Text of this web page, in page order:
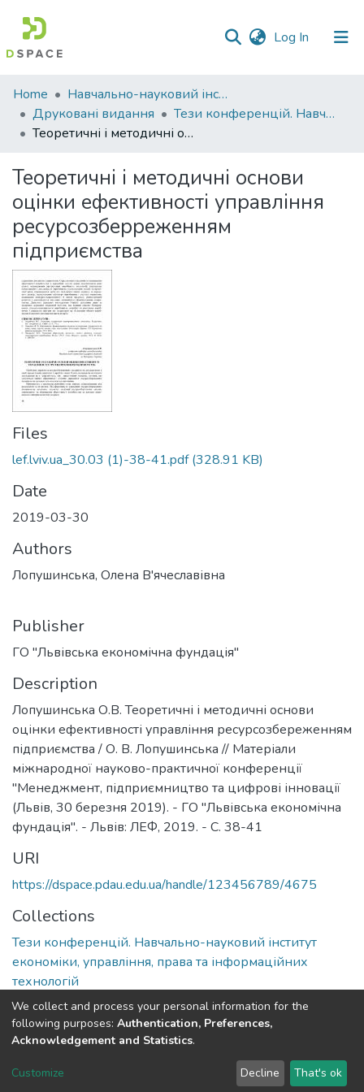
Log In (current)
Communities
&
Collections
Statistics
Home
Навчально-науковий інститут економіки, управління, права та інформаційних технологій
Друковані видання
Тези конференцій. Навчально-науковий інститут економіки, управління, права та інформаційних технологій
Теоретичні і методичні основи оцінки ефективності управління ресурсозберреженням підприємства
Теоретичні і методичні основи
оцінки ефективності управління
ресурсозберреженням
підприємства
Files
lef.lviv.ua_30.03 (1)-38-41.pdf(328.91 KB)
Date
2019-03-30
Authors
Лопушинська, Олена В'ячеславівна
Publisher
ГО "Львівська економічна фундація"
Description
Лопушинська О.В. Теоретичні і методичні основи
оцінки ефективності управління ресурсозбереженням
підприємства / О. В. Лопушинська // Матеріали
міжнародної науково-практичної конференції
"Менеджмент, підприємництво та цифрові інновації
(Львів, 30 березня 2019). - ГО "Львівська економічна
фундація". - Львів: ЛЕФ, 2019. - С. 38-41
URI
https://dspace.pdau.edu.ua/handle/123456789/4675
Collections
Тези конференцій. Навчально-науковий інститут
економіки, управління, права та інформаційних
технологій
Full item page
DSpace software copyright © 2002-2026 LYRASIS
Send Feedback
We collect and process your personal information for the
following purposes: Authentication, Preferences,
Acknowledgement and Statistics.
Customize Decline That's ok